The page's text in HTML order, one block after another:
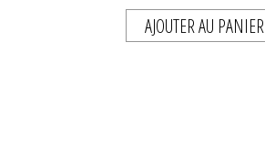
AJOUTER AU PANIER